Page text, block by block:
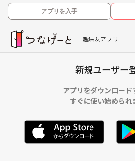
アプリを入手
趣味友アプリ
新規ユーザー
アプリをダウンロード
すぐに使い始められ